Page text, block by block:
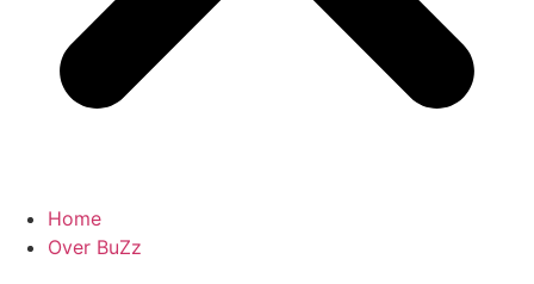
Home
Over BuZz